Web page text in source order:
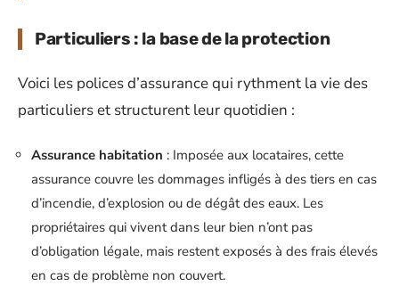
Particuliers : la base de la protection
Voici les polices d’assurance qui rythment la vie des
particuliers et structurent leur quotidien :
Assurance habitation : Imposée aux locataires, cette
assurance couvre les dommages infligés à des tiers en cas
d’incendie, d’explosion ou de dégât des eaux. Les
propriétaires qui vivent dans leur bien n’ont pas
d’obligation légale, mais restent exposés à des frais élevés
en cas de problème non couvert.